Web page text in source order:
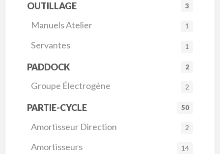
OUTILLAGE 3
Manuels Atelier 1
Servantes 1
PADDOCK 2
Groupe Électrogène 2
PARTIE-CYCLE 50
Amortisseur Direction 2
Amortisseurs 14